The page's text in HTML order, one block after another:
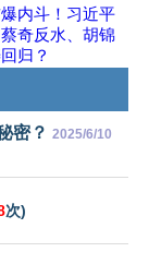
内斗！习近平
奇反水、胡锦
归？
密？ 2025/6/10
次)